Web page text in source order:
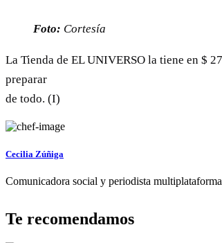
Foto: Cortesía
La Tienda de EL UNIVERSO la tiene en $
preparar
de todo. (I)
Cecilia Zúñiga
Comunicadora social y periodista
Te recomendamos